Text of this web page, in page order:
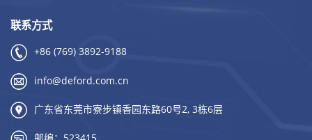
联系方式
+86 (769) 3892-9188
info@deford.com.cn
广东省东莞市寮步镇香园东路60号2, 3栋6层